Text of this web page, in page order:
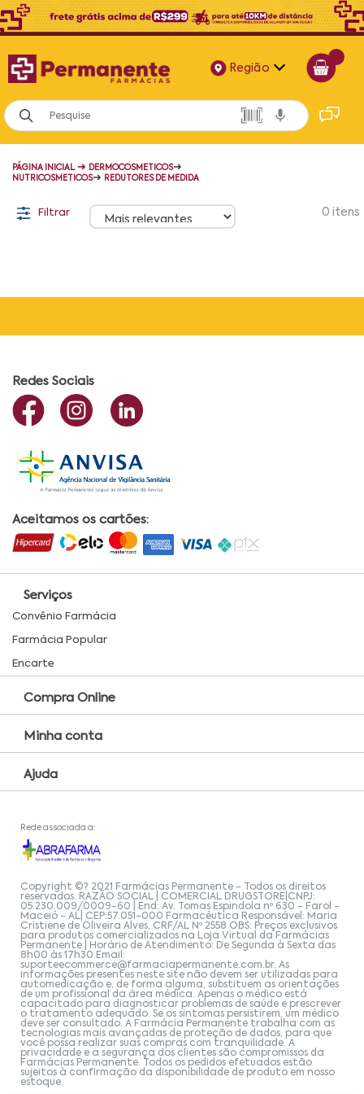
Região
Alagoas
Bahia
Pernambuco
PÁGINA INICIAL ➜ DERMOCOSMETICOS➜
NUTRICOSMETICOS➜ REDUTORES DE MEDIDA
Filtrar 0 itens
Redes Sociais
Aceitamos os cartões:
Serviços
Convênio Farmácia
Farmácia Popular
Encarte
Compra Online
Minha conta
Ajuda
Rede associada a:
Copyright ©? 2021 Farmácias Permanente - Todos os direitos
reservados. RAZÃO SOCIAL | COMERCIAL DRUGSTORE|CNPJ:
05.230.009/0009-60 | End: Av. Tomas Espindola nº 630 - Farol -
Maceió - AL| CEP:57.051-000 Farmacêutica Responsável: Maria
Cristiene de Oliveira Alves, CRF/AL Nº 2558 OBS: Preços exclusivos
para produtos comercializados na Loja Virtual da Farmácias
Permanente | Horário de Atendimento: De Segunda à Sexta das
8h00 às 17h30 Email:
suporteecommerce@farmaciapermanente.com.br. As
informações presentes neste site não devem ser utilizadas para
automedicação e, de forma alguma, substituem as orientações
de um profissional da área médica. Apenas o médico está
capacitado para diagnosticar problemas de saúde e prescrever
o tratamento adequado. Se os sintomas persistirem, um médico
deve ser consultado. A Farmácia Permanente trabalha com as
tecnologias mais avançadas de proteção de dados, para que
você possa realizar suas compras com tranquilidade. A
privacidade e a segurança dos clientes são compromissos da
Farmácias Permanente. Todos os pedidos efetuados estão
sujeitos à confirmação da disponibilidade de produto em nosso
estoque.